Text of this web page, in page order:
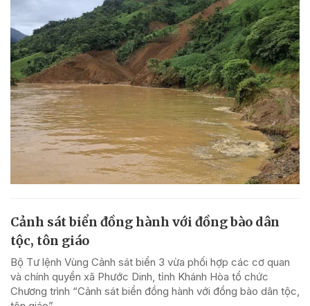
Cảnh sát biển đồng hành với đồng bào dân
tộc, tôn giáo
Bộ Tư lệnh Vùng Cảnh sát biển 3 vừa phối hợp các cơ quan
và chính quyền xã Phước Dinh, tỉnh Khánh Hòa tổ chức
Chương trình “Cảnh sát biển đồng hành với đồng bào dân tộc,